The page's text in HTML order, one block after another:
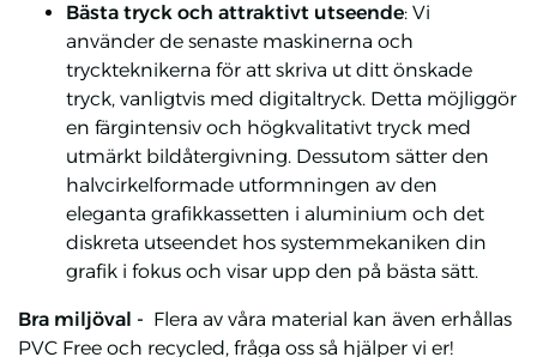
Bästa tryck och attraktivt utseende: Vi
använder de senaste maskinerna och
tryckteknikerna för att skriva ut ditt önskade
tryck, vanligtvis med digitaltryck. Detta möjliggör
en färgintensiv och högkvalitativt tryck med
utmärkt bildåtergivning. Dessutom sätter den
halvcirkelformade utformningen av den
eleganta grafikkassetten i aluminium och det
diskreta utseendet hos systemmekaniken din
grafik i fokus och visar upp den på bästa sätt.
Bra miljöval - Flera av våra material kan även erhållas
PVC Free och recycled, fråga oss så hjälper vi er!